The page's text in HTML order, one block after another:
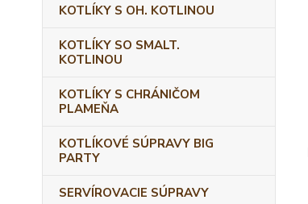
KOTLÍKY S OH. KOTLINOU
KOTLÍKY SO SMALT.
KOTLINOU
KOTLÍKY S CHRÁNIČOM
PLAMEŇA
KOTLÍKOVÉ SÚPRAVY BIG
PARTY
SERVÍROVACIE SÚPRAVY